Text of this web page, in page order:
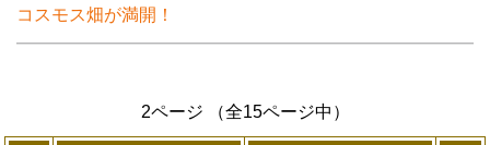
コスモス畑が満開！
2ページ （全15ページ中）